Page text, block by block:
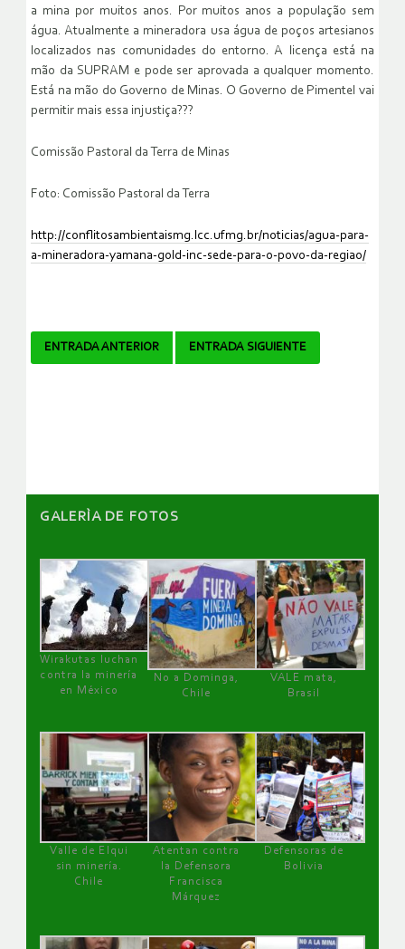
a mina por muitos anos. Por muitos anos a população sem
água. Atualmente a mineradora usa água de poços artesianos
localizados nas comunidades do entorno. A licença está na
mão da SUPRAM e pode ser aprovada a qualquer momento.
Está na mão do Governo de Minas. O Governo de Pimentel vai
permitir mais essa injustiça???
Comissão Pastoral da Terra de Minas
Foto: Comissão Pastoral da Terra
http://conflitosambientaismg.lcc.ufmg.br/noticias/agua-para-
a-mineradora-yamana-gold-inc-sede-para-o-povo-da-regiao/
Navegador
ENTRADA ANTERIOR ENTRADA SIGUIENTE
GALERÌA DE FOTOS
Wirakutas luchan
contra la minería
en México
No a Dominga,
Chile
VALE mata,
Brasil
Valle de Elqui
sin minería.
Chile
Atentan contra
la Defensora
Francisca
Márquez
Defensoras de
Bolivia